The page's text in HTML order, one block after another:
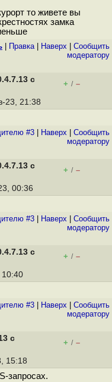
то живете вы
замка
Правка| Наверх
Cообщить
модератору
с
+ / –
23, 21:38
#3 Наверх
Cообщить
модератору
с
+ / –
00:36
#3 Наверх
Cообщить
модератору
с
+ / –
#3 Наверх
Cообщить
модератору
с
+ / –
15:18
запросах.